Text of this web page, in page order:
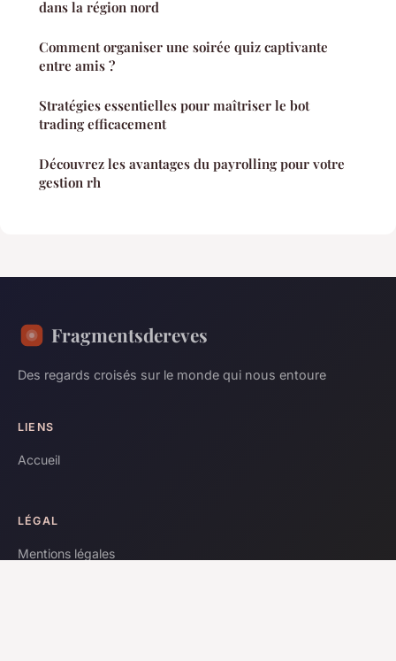
dans la région nord
Comment organiser une soirée quiz captivante
entre amis ?
Stratégies essentielles pour maîtriser le bot
trading efficacement
Découvrez les avantages du payrolling pour votre
gestion rh
Fragmentsdereves
Des regards croisés sur le monde qui nous entoure
LIENS
Accueil
LÉGAL
Mentions légales